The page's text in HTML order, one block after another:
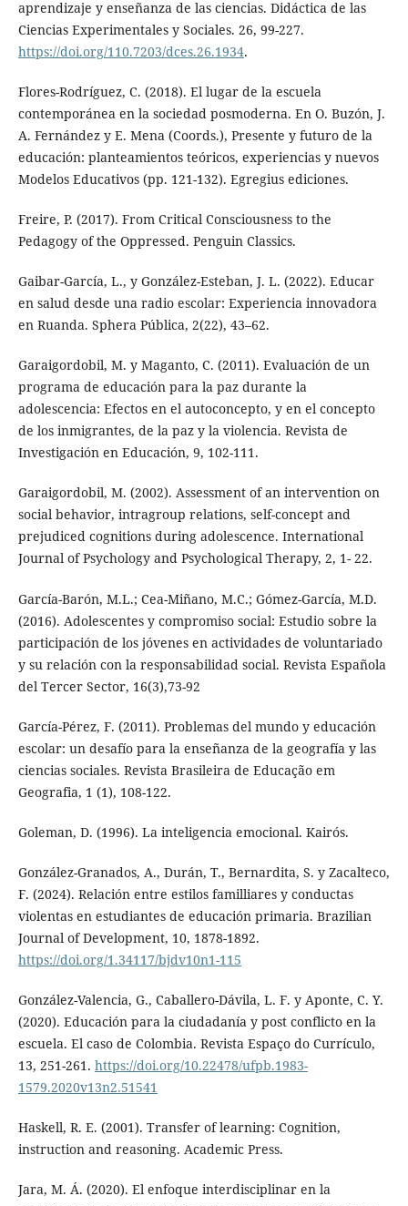
aprendizaje y enseñanza de las ciencias. Didáctica de las
Ciencias Experimentales y Sociales. 26, 99-227.
https://doi.org/110.7203/dces.26.1934.
Flores-Rodríguez, C. (2018). El lugar de la escuela
contemporánea en la sociedad posmoderna. En O. Buzón, J.
A. Fernández y E. Mena (Coords.), Presente y futuro de la
educación: planteamientos teóricos, experiencias y nuevos
Modelos Educativos (pp. 121-132). Egregius ediciones.
Freire, P. (2017). From Critical Consciousness to the
Pedagogy of the Oppressed. Penguin Classics.
Gaibar-García, L., y González-Esteban, J. L. (2022). Educar
en salud desde una radio escolar: Experiencia innovadora
en Ruanda. Sphera Pública, 2(22), 43–62.
Garaigordobil, M. y Maganto, C. (2011). Evaluación de un
programa de educación para la paz durante la
adolescencia: Efectos en el autoconcepto, y en el concepto
de los inmigrantes, de la paz y la violencia. Revista de
Investigación en Educación, 9, 102-111.
Garaigordobil, M. (2002). Assessment of an intervention on
social behavior, intragroup relations, self-concept and
prejudiced cognitions during adolescence. International
Journal of Psychology and Psychological Therapy, 2, 1- 22.
García-Barón, M.L.; Cea-Miñano, M.C.; Gómez-García, M.D.
(2016). Adolescentes y compromiso social: Estudio sobre la
participación de los jóvenes en actividades de voluntariado
y su relación con la responsabilidad social. Revista Española
del Tercer Sector, 16(3),73-92
García-Pérez, F. (2011). Problemas del mundo y educación
escolar: un desafío para la enseñanza de la geografía y las
ciencias sociales. Revista Brasileira de Educação em
Geografia, 1 (1), 108-122.
Goleman, D. (1996). La inteligencia emocional. Kairós.
González-Granados, A., Durán, T., Bernardita, S. y Zacalteco,
F. (2024). Relación entre estilos familliares y conductas
violentas en estudiantes de educación primaria. Brazilian
Journal of Development, 10, 1878-1892.
https://doi.org/1.34117/bjdv10n1-115
González-Valencia, G., Caballero-Dávila, L. F. y Aponte, C. Y.
(2020). Educación para la ciudadanía y post conflicto en la
escuela. El caso de Colombia. Revista Espaço do Currículo,
13, 251-261. https://doi.org/10.22478/ufpb.1983-
1579.2020v13n2.51541
Haskell, R. E. (2001). Transfer of learning: Cognition,
instruction and reasoning. Academic Press.
Jara, M. Á. (2020). El enfoque interdisciplinar en la